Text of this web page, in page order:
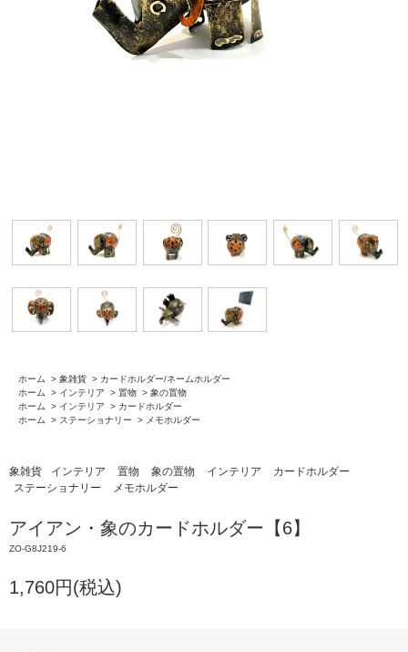
ホーム > 象雑貨 > カードホルダー/ネームホルダー
ホーム
> インテリア > 置物 > 象の置物
ホーム
> インテリア > カードホルダー
ホーム
> ステーショナリー > メモホルダー
象雑貨 インテリア 置物 象の置物 インテリア
カードホルダー
ステーショナリー
メモホルダー
アイアン・象のカードホルダー【6】
ZO-G8J219-6
1,760円(税込)